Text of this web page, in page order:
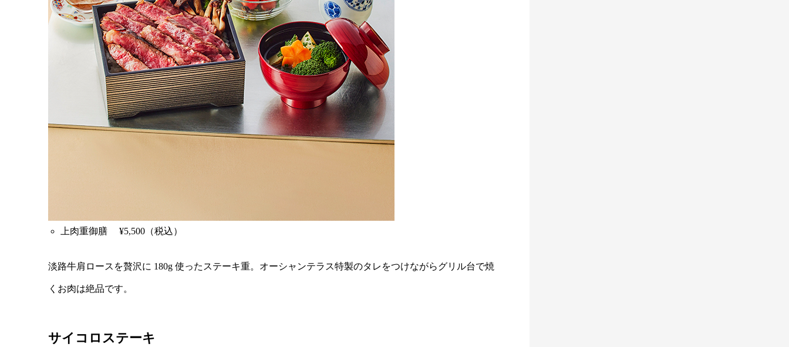
上肉重御膳 ¥5,500（税込）
淡路牛肩ロースを贅沢に 180g 使ったステーキ重。オーシャンテラス特製のタレをつけながらグリル台で焼
くお肉は絶品です。
サイコロステーキ